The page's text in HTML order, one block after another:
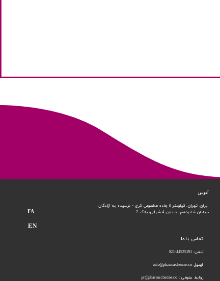
تماس با ما
تلفن: 44525191-021
ایمیل info@pharmachemie.co
روابط عمومی : pr@pharmachemie.co
آدرس
ایران، تهران، کیلومتر 8 جاده مخصوص کرج - نرسیده به آزادگان
خیابان شانزدهم، خیابان 4 شرقی، پلاک 2 FA